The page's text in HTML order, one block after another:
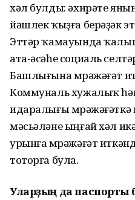
хәл булды: әхирәте
йәшлек ҡыҙға берәҙәк
Эттәр ҡамауында
ата-әсәһе социаль
Башлығына мөрәжәғәт
Коммуналь хужалыҡ һәм
идаралығы
мәсьәләне ыңғай хәл
урынға мөрәжәғәт
тоторға була.
Уларҙың да паспорты